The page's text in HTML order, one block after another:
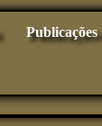
Publicações